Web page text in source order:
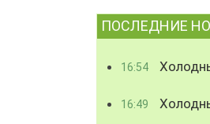
ПОСЛЕДНИЕ
16:54
16:49